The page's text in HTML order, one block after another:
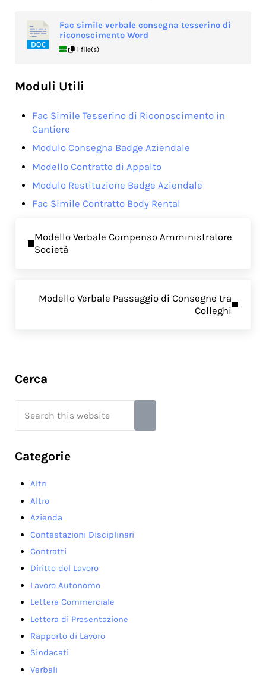
Fac simile verbale consegna tesserino di
riconoscimento​ Word
1 file(s)
Moduli Utili
Fac Simile Tesserino di Riconoscimento in
Cantiere
Modulo Consegna Badge Aziendale
Modello Contratto di Appalto
Modulo Restituzione Badge Aziendale
Fac Simile Contratto Body Rental
Modello Verbale Compenso Amministratore
Società
Modello Verbale Passaggio di Consegne tra
Colleghi
Sidebar
Cerca
Categorie
Altri
Altro
Azienda
Contestazioni Disciplinari
Contratti
Diritto del Lavoro
Lavoro Autonomo
Lettera Commerciale
Lettera di Presentazione
Rapporto di Lavoro
Sindacati
Verbali